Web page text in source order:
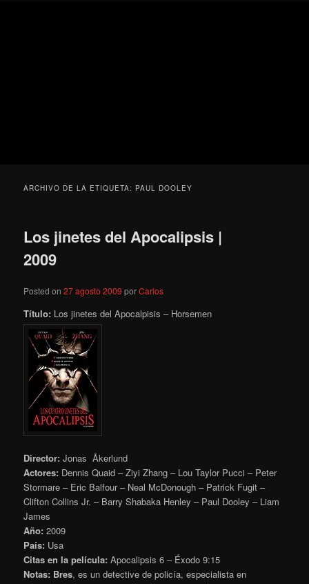
ARCHIVO DE LA ETIQUETA: PAUL DOOLEY
Los jinetes del Apocalipsis |
2009
Posted on27 agosto 2009 porCarlos
Título: Los jinetes del Apocalpisis – Horsemen
Director: Jonas Åkerlund
Actores: Dennis Quaid – Ziyi Zhang – Lou Taylor Pucci – Peter
Stormare – Eric Balfour – Neal McDonough – Patrick Fugit –
Clifton Collins Jr. – Barry Shabaka Henley – Paul Dooley – Liam
James
Año: 2009
País: Usa
Citas en la película: Apocalipsis 6 – Éxodo 9:15
Notas: Bres, es un detective de policía, especialista en